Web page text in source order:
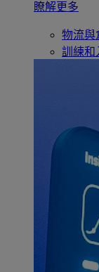
瞭解更多
物流與
訓練和